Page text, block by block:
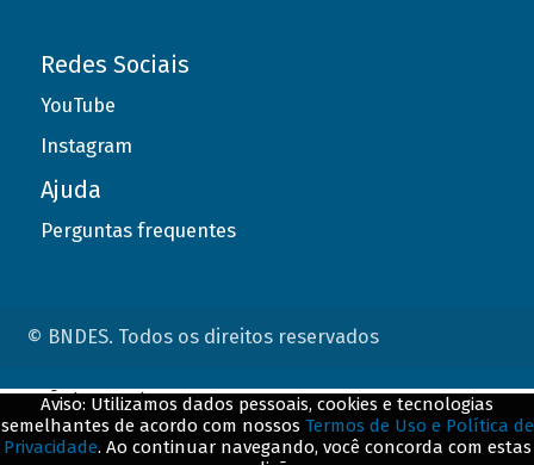
Redes Sociais
YouTube
Instagram
Ajuda
Perguntas frequentes
© BNDES. Todos os direitos reservados
Aviso: Utilizamos dados pessoais, cookies e tecnologias
semelhantes de acordo com nossos Termos de Uso e Política de
Privacidade. Ao continuar navegando, você concorda com estas
ConteÃºdo complementar
${title}${badge}